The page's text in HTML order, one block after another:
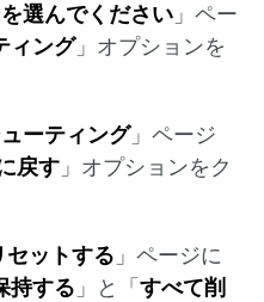
選んでください 」ペー
ィング」オプションを
ーティング」ページ
戻す 」オプションをク
セットする 」ページに
持する 」と「 すべて削